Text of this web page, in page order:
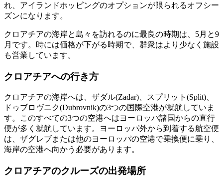
れ、アイランドホッピングのオプションが限られるオフシー
ズンになります。
クロアチアの海岸と島々を訪れるのに最良の時期は、5月と9
月です。時には価格が下がる時期で、群衆はより少なく施設
も営業しています。
クロアチアへの行き方
クロアチアの海岸へは、ザダル(Zadar)、スプリット(Split)、
ドゥブロヴニク(Dubrovnik)の3つの国際空港が就航していま
す。このすべての3つの空港へはヨーロッパ諸国からの直行
便が多く就航しています。ヨーロッパ外から到着する航空便
は、ザグレブまたは他のヨーロッパの空港で乗換便に乗り、
海岸の空港へ向かう必要があります。
クロアチアのクルーズの出発場所